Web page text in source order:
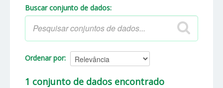
Sobre
Buscar conjunto de dados
Ordenar por
1 conjunto de dados encontrado